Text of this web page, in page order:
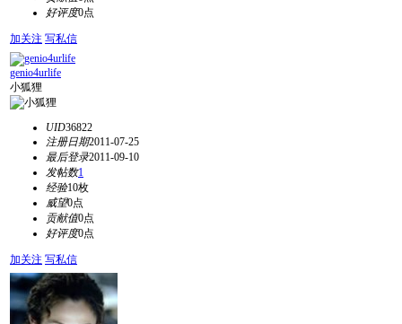
好评度0点
加关注 写私信
genio4urlife
小狐狸
UID36822
注册日期2011-07-25
最后登录2011-09-10
发帖数1
经验10枚
威望0点
贡献值0点
好评度0点
加关注 写私信